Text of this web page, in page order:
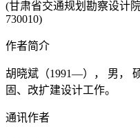
(甘肃省交通规划勘察设计
730010)
作者简介
胡晓斌（1991—）， 男，
固、改扩建设计工作。
通讯作者